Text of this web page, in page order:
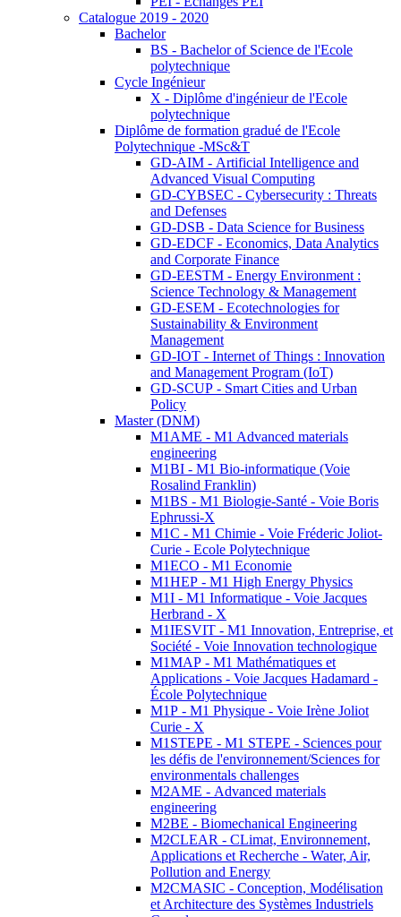
Catalogue 2019 - 2020
Bachelor
BS - Bachelor of Science de l'Ecole
polytechnique
Cycle Ingénieur
X - Diplôme d'ingénieur de l'Ecole
polytechnique
Diplôme de formation gradué de l'Ecole
Polytechnique -MSc&T
GD-AIM - Artificial Intelligence and
Advanced Visual Computing
GD-CYBSEC - Cybersecurity : Threats
and Defenses
GD-DSB - Data Science for Business
GD-EDCF - Economics, Data Analytics
and Corporate Finance
GD-EESTM - Energy Environment :
Science Technology & Management
GD-ESEM - Ecotechnologies for
Sustainability & Environment
Management
GD-IOT - Internet of Things : Innovation
and Management Program (IoT)
GD-SCUP - Smart Cities and Urban
Policy
Master (DNM)
M1AME - M1 Advanced materials
engineering
M1BI - M1 Bio-informatique (Voie
Rosalind Franklin)
M1BS - M1 Biologie-Santé - Voie Boris
Ephrussi-X
M1C - M1 Chimie - Voie Fréderic Joliot-
Curie - Ecole Polytechnique
M1ECO - M1 Economie
M1HEP - M1 High Energy Physics
M1I - M1 Informatique - Voie Jacques
Herbrand - X
M1IESVIT - M1 Innovation, Entreprise, et
Société - Voie Innovation technologique
M1MAP - M1 Mathématiques et
Applications - Voie Jacques Hadamard -
École Polytechnique
M1P - M1 Physique - Voie Irène Joliot
Curie - X
M1STEPE - M1 STEPE - Sciences pour
les défis de l'environnement/Sciences for
environmentals challenges
M2AME - Advanced materials
engineering
M2BE - Biomechanical Engineering
M2CLEAR - CLimat, Environnement,
Applications et Recherche - Water, Air,
Pollution and Energy
M2CMASIC - Conception, Modélisation
et Architecture des Systèmes Industriels